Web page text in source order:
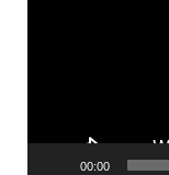
00:00